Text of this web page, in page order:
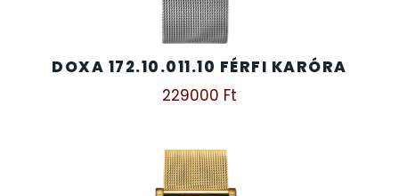
DOXA 172.10.011.10 FÉRFI KARÓRA
229000 Ft